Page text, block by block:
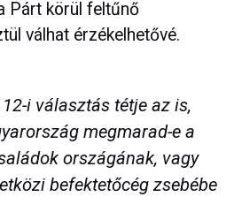
Párt körül feltűnő
válhat érzékelhetővé.
i választás tétje az is,
megmarad-e a
országának, vagy
befektetőcég zsebébe